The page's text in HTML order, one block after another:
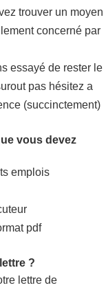
trouver un moyen
concerné par
essayé de rester le
pas hésitez a
(succinctement)
vous devez
emplois
pdf
?
lettre de